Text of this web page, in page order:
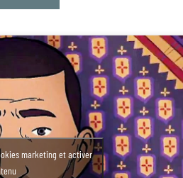
marketing et activer